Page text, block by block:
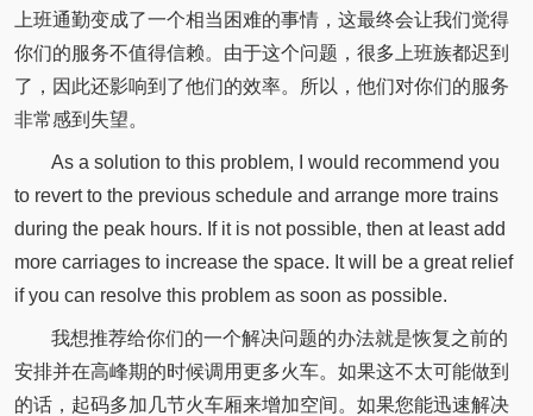
上班通勤变成了一个相当困难的事情，这最终会让我们觉得
你们的服务不值得信赖。由于这个问题，很多上班族都迟到
了，因此还影响到了他们的效率。所以，他们对你们的服务
非常感到失望。
As a solution to this problem, I would recommend you
to revert to the previous schedule and arrange more trains
during the peak hours. If it is not possible, then at least add
more carriages to increase the space. It will be a great relief
if you can resolve this problem as soon as possible.
我想推荐给你们的一个解决问题的办法就是恢复之前的
安排并在高峰期的时候调用更多火车。如果这不太可能做到
的话，起码多加几节火车厢来增加空间。如果您能迅速解决